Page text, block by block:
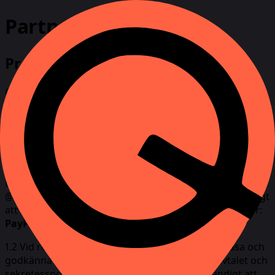
Partnerskapsavtal
Programvillkor
Genom att registrera sig i affiliate-kontrollpanelen
bekräftar affiliate att han/hon har läst alla villkor och
godkänner att följa alla angivna regler och föreskrifter.
1. Registreringskrav
1.1. Och kan vara antingen en individ eller en juridisk
person (t.ex. ett företag eller en enskild näringsidkare).
Det är obligatoriskt att ange en giltig e-postadress och
@Telegram för kommunikation. Det är också nödvändigt
att specificera en eller flera plånböcker för betalningar:
PayPal, Bitcoin, Ethereum, Tether.
1.2 Vid registrering måste deltagaren noggrant läsa och
godkänna följande
villkoren för partnerskapsavtalet och